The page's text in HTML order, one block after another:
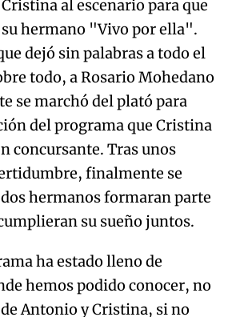
se marchó del plató para
del programa que Cristina
concursante. Tras unos
finalmente se
hermanos formaran parte
su sueño juntos.
ha estado lleno de
hemos podido conocer, no
Antonio y Cristina, si no
historias que esconden
y que han conseguido
espectadores.